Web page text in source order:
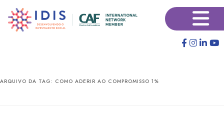
para
para
×
ARQUIVO DA TAG: COMO ADERIR AO COMPROMISSO 1%